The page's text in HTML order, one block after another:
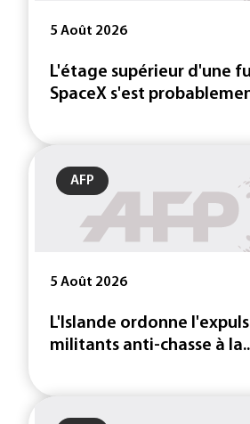
5 Août 2026
L'étage supérieur d'une
SpaceX s'est
AFP
5 Août 2026
L'Islande ordonne
militants anti-chasse à